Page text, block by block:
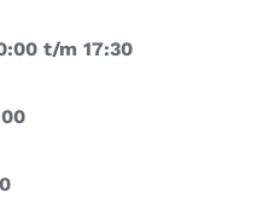
t/m 17:30